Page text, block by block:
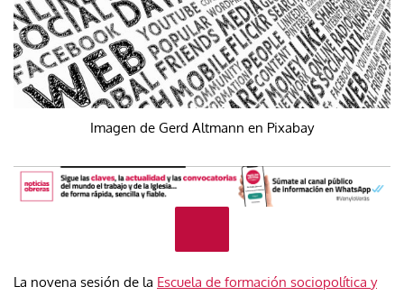
Imagen de Gerd Altmann en Pixabay
La novena sesión de la Escuela de formación sociopolítica y